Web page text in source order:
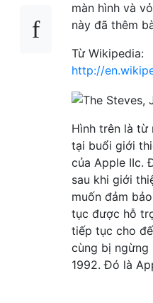
màn hình và
này đã thêm
Từ Wikipedia:
http://
Hình trên là từ
tại buổi giới
của Apple IIc.
sau khi giới
muốn đảm
tục được hỗ
tiếp tục cho
cùng bị ngừng
1992. Đó là